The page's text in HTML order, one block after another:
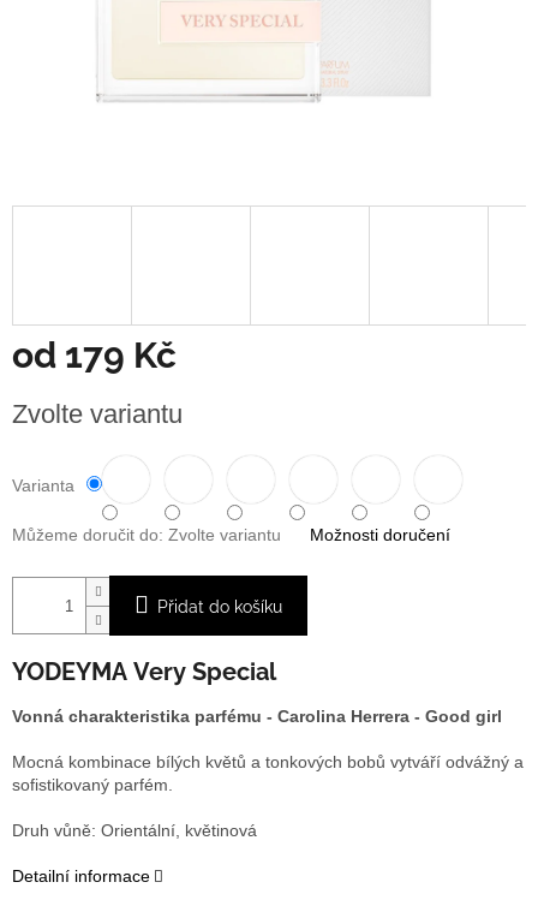
od 179 Kč
cena:
Zvolte variantu
Varianta
Můžeme doručit do: Zvolte variantu Možnosti doručení
Přidat do košíku
YODEYMA Very Special
Vonná charakteristika parfému - Carolina Herrera - Good girl
Mocná kombinace bílých květů a tonkových bobů vytváří odvážný a
sofistikovaný parfém.
Druh vůně: Orientální, květinová
Detailní informace